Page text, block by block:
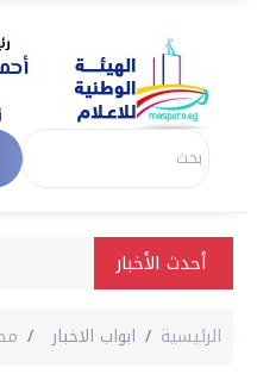
أحدث الأخبار
الرئيسية ابواب الاخبار